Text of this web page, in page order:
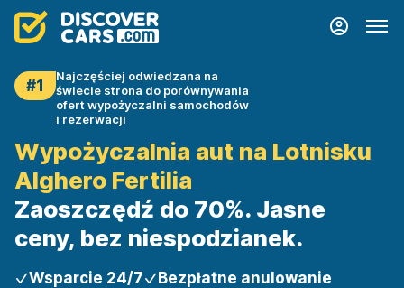
#1
Najczęściej odwiedzana na
świecie strona do porównywania
ofert wypożyczalni samochodów
i rezerwacji
Wypożyczalnia aut na Lotnisku
Alghero Fertilia
Zaoszczędź do 70%. Jasne
ceny, bez niespodzianek.
Wsparcie 24/7 Bezpłatne anulowanie